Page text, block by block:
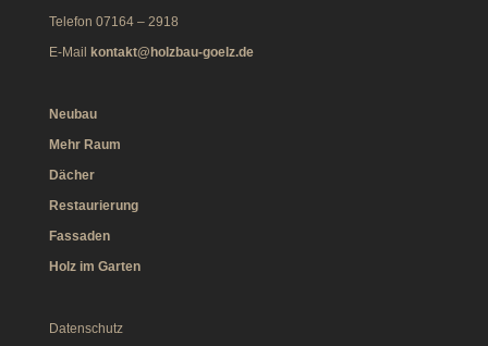
Telefon 07164 – 2918
E-Mail
kontakt@holzbau-goelz.de
Neubau
Mehr Raum
Dächer
Restaurierung
Fassaden
Holz im Garten
Datenschutz